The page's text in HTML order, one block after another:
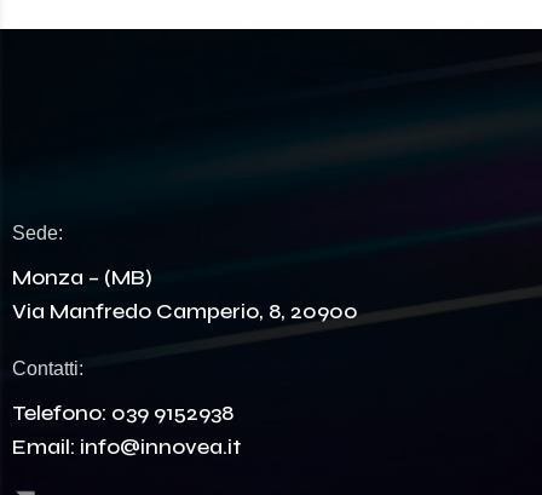
Sede:
Monza – (MB)
Via Manfredo Camperio, 8, 20900
Contatti:
Telefono: 039 9152938
Email: info@innovea.it